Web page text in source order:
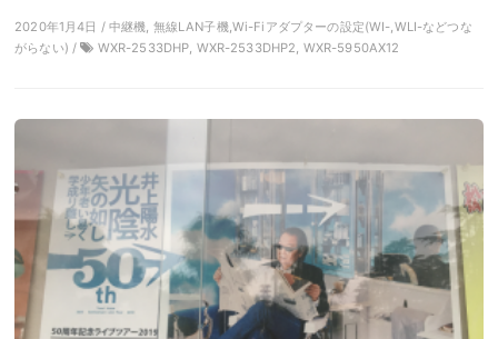
2020年1月4日 / 中継機, 無線LAN子機,Wi-Fiアダプターの設定(WI-,WLI-などつな
がらない) /
WXR-2533DHP, WXR-2533DHP2, WXR-5950AX12